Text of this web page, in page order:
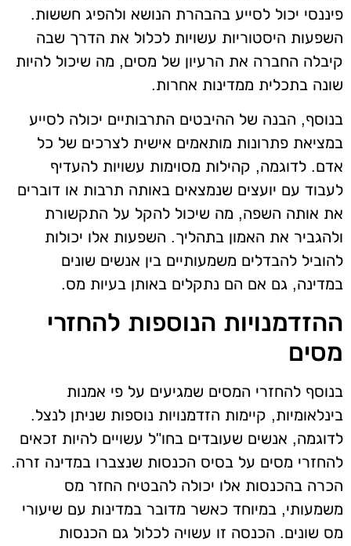
פיננסי יכול לסייע בהבהרת הנושא ולהפיג חששות.
השפעות היסטוריות עשויות לכלול את הדרך שבה
קיבלה החברה את הרעיון של מסים, מה שיכול להיות
שונה בתכלית ממדינות אחרות.
בנוסף, הבנה של ההיבטים התרבותיים יכולה לסייע
במציאת פתרונות מותאמים אישית לצרכים של כל
אדם. לדוגמה, קהילות מסוימות עשויות להעדיף
לעבוד עם יועצים שנמצאים באותה תרבות או דוברים
את אותה השפה, מה שיכול להקל על התקשורת
ולהגביר את האמון בתהליך. השפעות אלו יכולות
להוביל להבדלים משמעותיים בין אנשים שונים
במדינה, גם אם הם נתקלים באותן בעיות מס.
ההזדמנויות הנוספות להחזרי
מסים
בנוסף להחזרי המסים שמגיעים על פי אמנות
בינלאומיות, קיימות הזדמנויות נוספות שניתן לנצל.
לדוגמה, אנשים שעובדים בחו"ל עשויים להיות זכאים
להחזרי מסים על בסיס הכנסות שנצברו במדינה זרה.
הכרה בהכנסות אלו יכולה להבטיח החזר מס
משמעותי, במיוחד כאשר מדובר במדינות עם שיעורי
מס שונים. הכנסה זו עשויה לכלול גם הכנסות